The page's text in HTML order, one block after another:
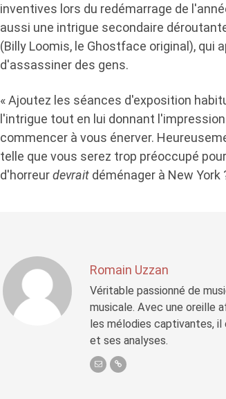
inventives lors du redémarrage de
aussi une intrigue secondaire
(Billy Loomis, le Ghostface original),
d'assassiner des gens.
« Ajoutez les séances d'exposition
l'intrigue tout en lui donnant
commencer à vous énerver.
telle que vous serez trop préoccupé
d'horreurdevrait déménager à New York
Romain Uzzan
Véritable passionné de
musicale. Avec une oreille
les mélodies captivantes,
et ses analyses.